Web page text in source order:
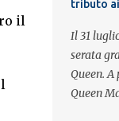
il
tributo
Il 31
serata
Queen.
Queen